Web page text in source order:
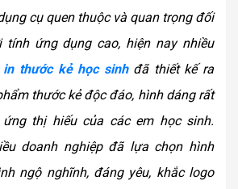
cụ quen thuộc và quan trọng đối
tính ứng dụng cao, hiện nay nhiều
in thước kẻ học sinhđã thiết kế ra
thước kẻ độc đáo, hình dáng rất
thị hiếu của các em học sinh.
doanh nghiệp đã lựa chọn hình
ngộ nghĩnh, đáng yêu, khắc logo